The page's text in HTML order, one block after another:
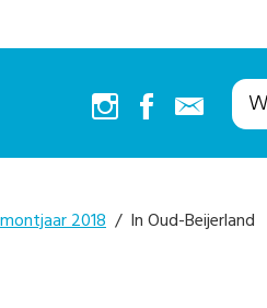
2018 / In Oud-Beijerland